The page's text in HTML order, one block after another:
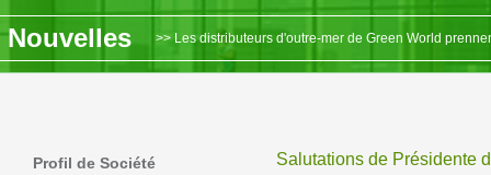
Nouvelles >> Les distributeurs d'outre-mer de Green World
>> Rapport sur la tournée de la région africaine de
>> Nouvelles du marché - La cérémonie annuelle de
Profil de Société Salutations de Présidente